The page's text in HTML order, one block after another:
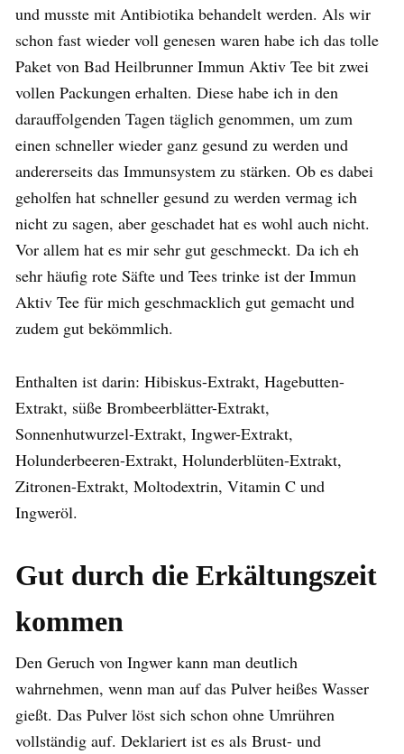
und musste mit Antibiotika behandelt werden. Als wir
schon fast wieder voll genesen waren habe ich das tolle
Paket von Bad Heilbrunner Immun Aktiv Tee bit zwei
vollen Packungen erhalten. Diese habe ich in den
darauffolgenden Tagen täglich genommen, um zum
einen schneller wieder ganz gesund zu werden und
andererseits das Immunsystem zu stärken. Ob es dabei
geholfen hat schneller gesund zu werden vermag ich
nicht zu sagen, aber geschadet hat es wohl auch nicht.
Vor allem hat es mir sehr gut geschmeckt. Da ich eh
sehr häufig rote Säfte und Tees trinke ist der Immun
Aktiv Tee für mich geschmacklich gut gemacht und
zudem gut bekömmlich.
Enthalten ist darin: Hibiskus-Extrakt, Hagebutten-
Extrakt, süße Brombeerblätter-Extrakt,
Sonnenhutwurzel-Extrakt, Ingwer-Extrakt,
Holunderbeeren-Extrakt, Holunderblüten-Extrakt,
Zitronen-Extrakt, Moltodextrin, Vitamin C und
Ingweröl.
Gut durch die Erkältungszeit
kommen
Den Geruch von Ingwer kann man deutlich
wahrnehmen, wenn man auf das Pulver heißes Wasser
gießt. Das Pulver löst sich schon ohne Umrühren
vollständig auf. Deklariert ist es als Brust- und